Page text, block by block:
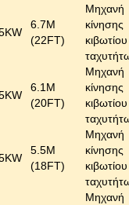
6.7M
(22FT)
Μηχανή
κίνησης
κιβωτίου
6.1M
(20FT)
Μηχανή
κίνησης
κιβωτίου
5.5M
(18FT)
Μηχανή
κίνησης
κιβωτίου
Μηχανή